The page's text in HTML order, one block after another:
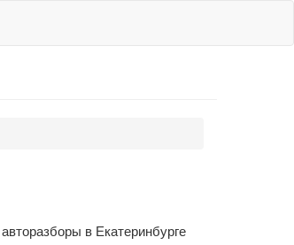
в Екатеринбурге